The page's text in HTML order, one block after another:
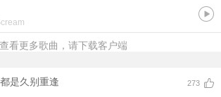
查看更多歌曲，请下载客户端
是久别重逢 273